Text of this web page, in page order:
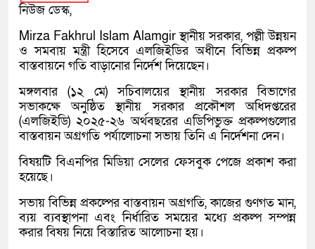
নিউজ ডেস্ক,
Mirza Fakhrul Islam Alamgir স্থানীয় সরকার, পল্লী উন্নয়ন
ও সমবায় মন্ত্রী হিসেবে এলজিইডির অধীনে বিভিন্ন প্রকল্প
বাস্তবায়নে গতি বাড়ানোর নির্দেশ দিয়েছেন।
মঙ্গলবার (১২ মে) সচিবালয়ের স্থানীয় সরকার বিভাগের
সভাকক্ষে অনুষ্ঠিত স্থানীয় সরকার প্রকৌশল অধিদপ্তরের
(এলজিইডি) ২০২৫-২৬ অর্থবছরের এডিপিভুক্ত প্রকল্পগুলোর
বাস্তবায়ন অগ্রগতি পর্যালোচনা সভায় তিনি এ নির্দেশনা দেন।
বিষয়টি বিএনপির মিডিয়া সেলের ফেসবুক পেজে প্রকাশ করা
হয়েছে।
সভায় বিভিন্ন প্রকল্পের বাস্তবায়ন অগ্রগতি, কাজের গুণগত মান,
ব্যয় ব্যবস্থাপনা এবং নির্ধারিত সময়ের মধ্যে প্রকল্প সম্পন্ন
করার বিষয় নিয়ে বিস্তারিত আলোচনা হয়।